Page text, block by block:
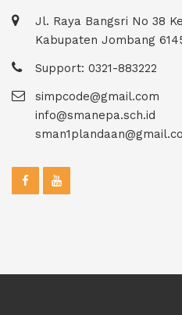
Jl. Raya Bangsri No 38
Kabupaten Jombang
Support: 0321-883222
simpcode@gmail.com
info@smanepa.sch.id